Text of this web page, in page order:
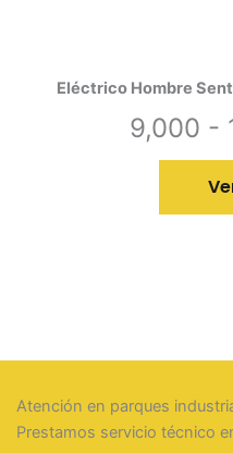
Eléctrico Hombre
9,000 -
Atención en parques
Prestamos servicio técnico